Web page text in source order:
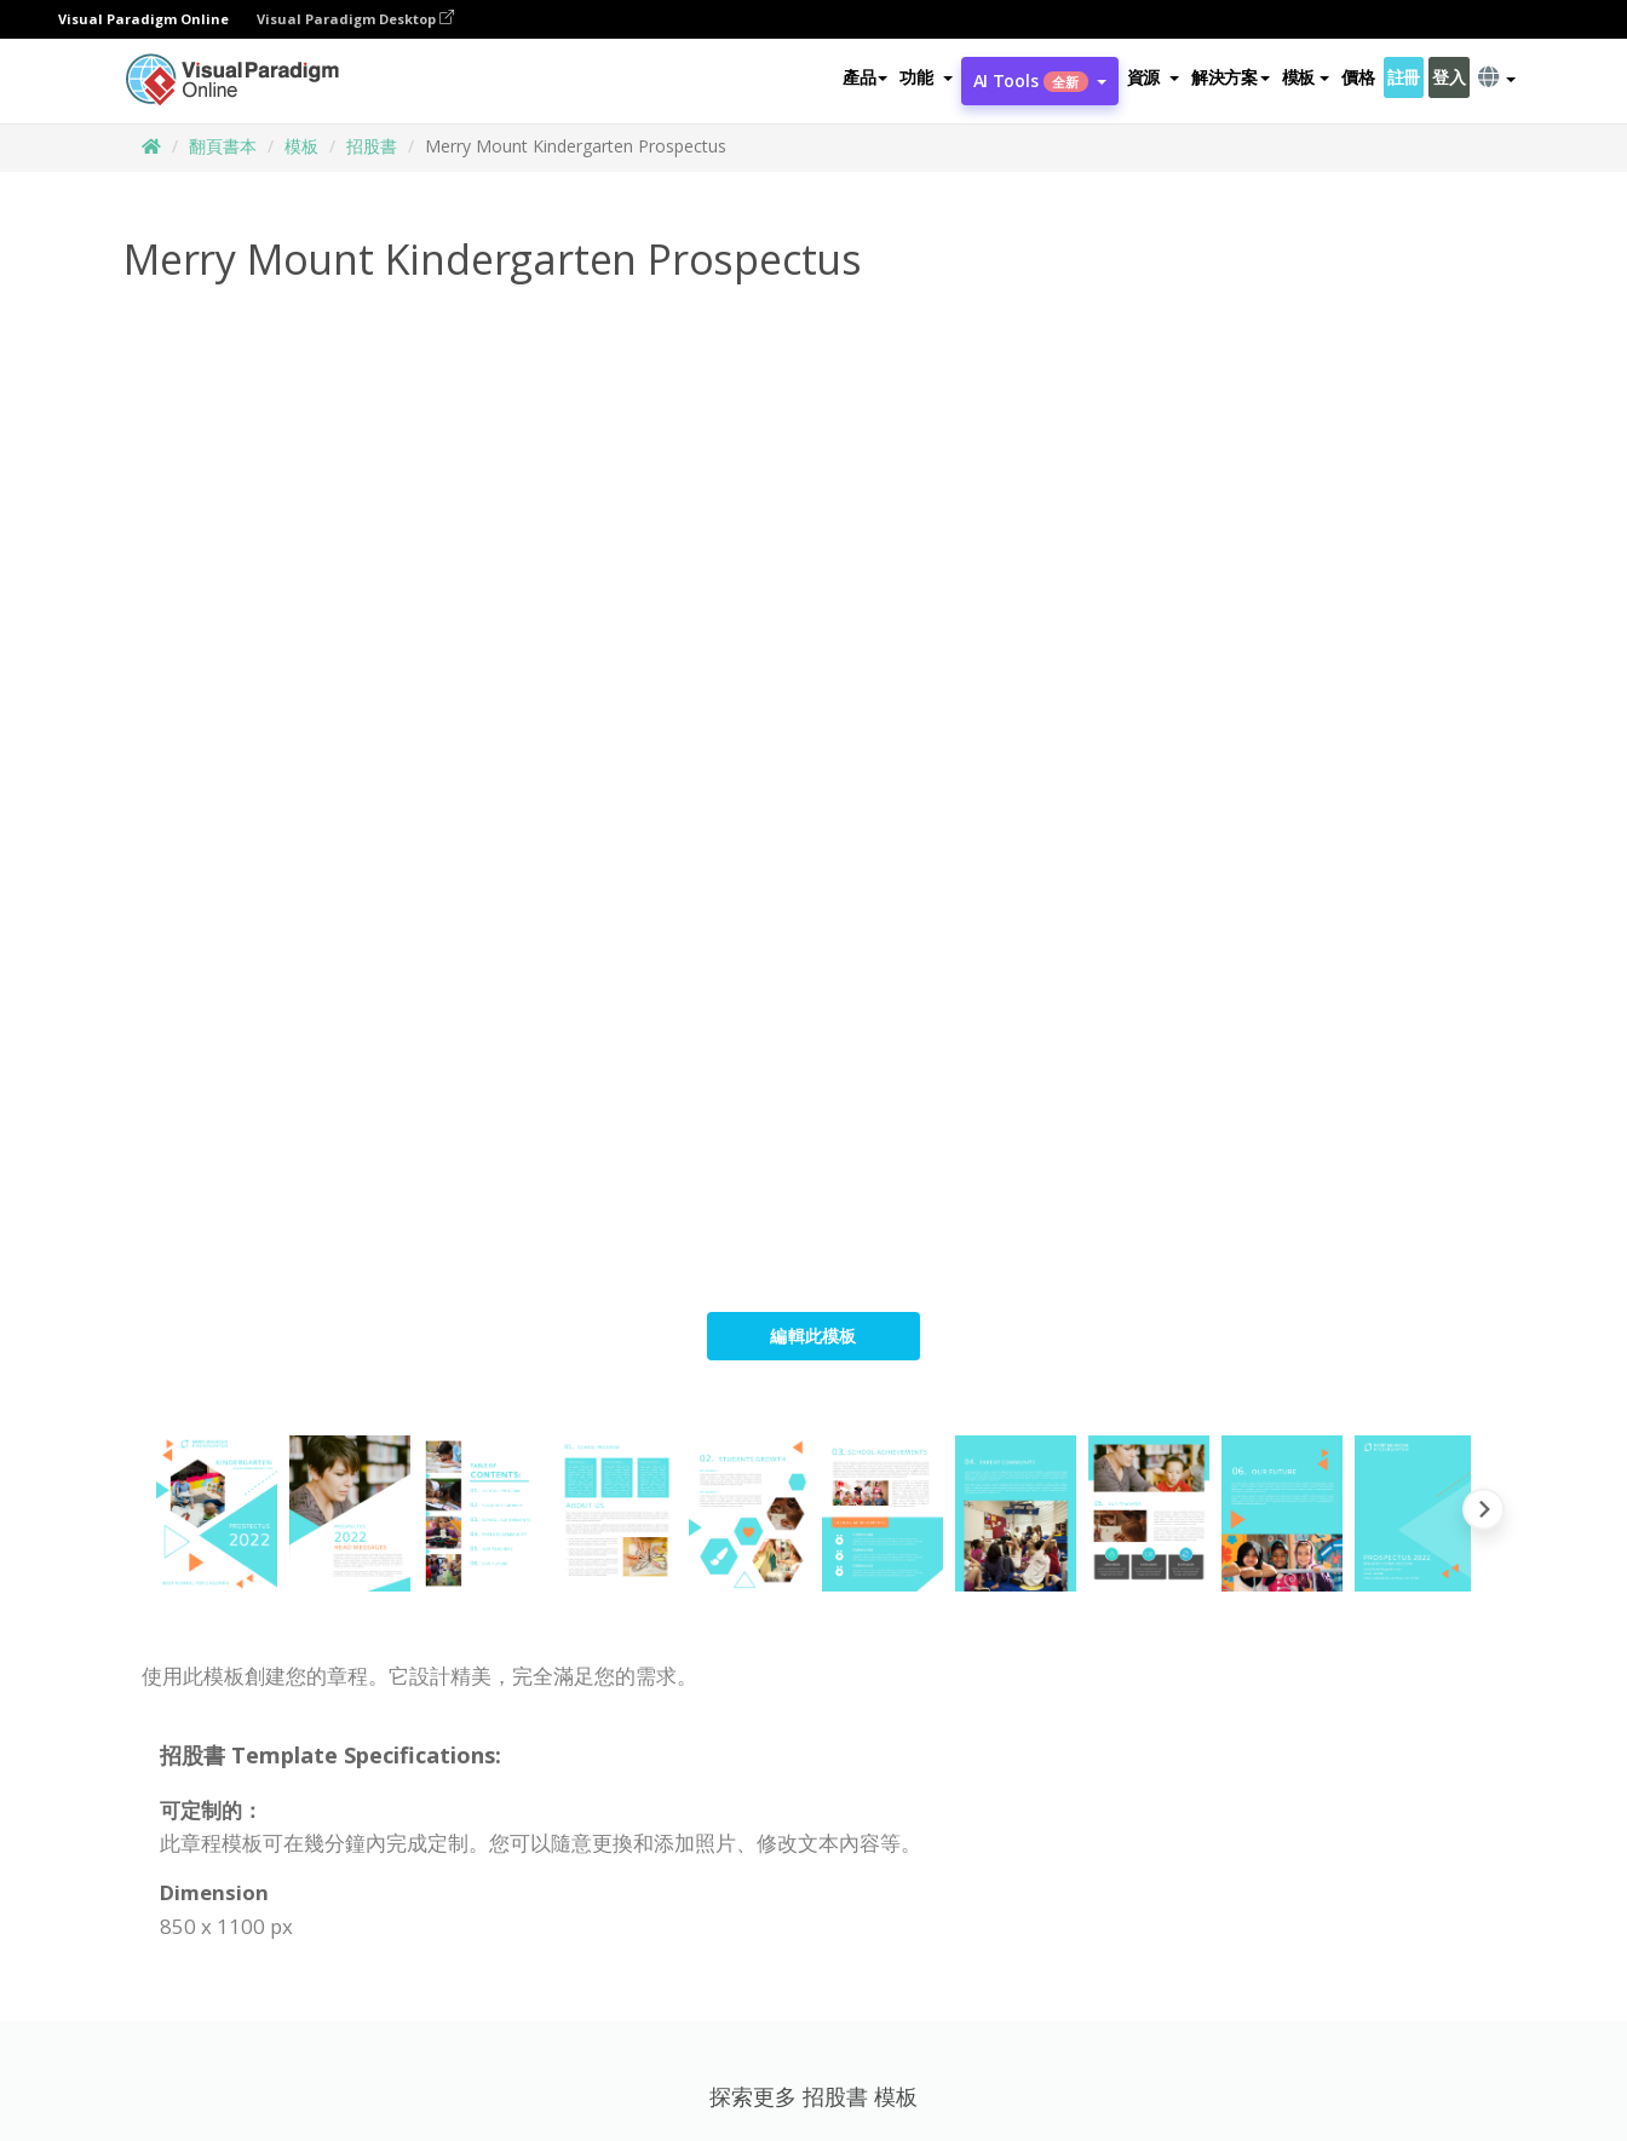
Visual Paradigm Online Visual Paradigm Desktop
產品 功能 AI Tools 全新 資源 解決方案 模板 價格 註冊 登入
翻頁書本 模板 招股書 Merry Mount Kindergarten Prospectus
Merry Mount Kindergarten Prospectus
編輯此模板
使用此模板創建您的章程。它設計精美，完全滿足您的需求。
招股書 Template Specifications:
可定制的：
此章程模板可在幾分鐘內完成定制。您可以隨意更換和添加照片、修改文本內容等。
Dimension
850 x 1100 px
探索更多 招股書 模板